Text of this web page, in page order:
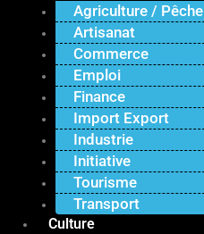
Agriculture / Pêche
Artisanat
Commerce
Emploi
Finance
Import Export
Industrie
Initiative
Tourisme
Transport
Culture